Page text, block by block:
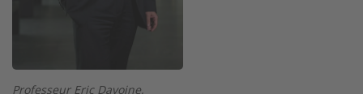
Professeur Eric Davoine,